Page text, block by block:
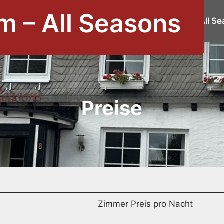
– All Seasons
Home Haus All
Preise
Zimmer Preis pro Nacht